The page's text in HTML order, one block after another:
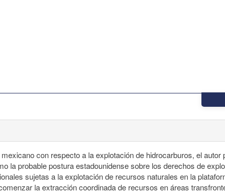
con respecto a la explotación de hidrocarburos, el
la probable postura estadounidense sobre los derechos de
sujetas a la explotación de recursos naturales en la
la extracción coordinada de recursos en áreas